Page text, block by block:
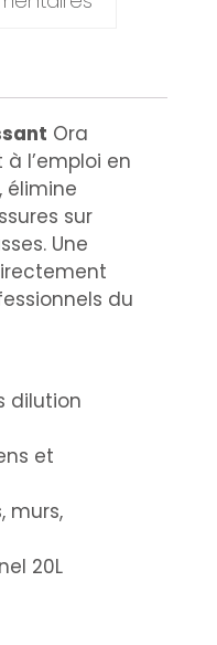
Ora
l’emploi en
élimine
sur
Une
du
dilution
et
murs,
20L